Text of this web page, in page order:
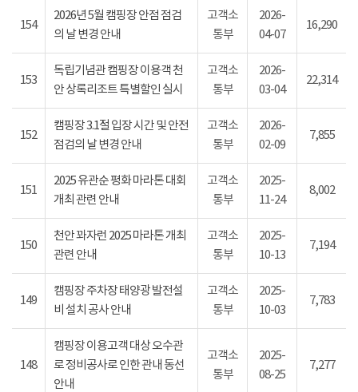
154
2026년 5월 캠핑장 안점 점검
의 날 변경 안내
고객소
통부
2026-
04-07
16,290
153
독립기념관 캠핑장 이용객 천
안 상록리조트 특별할인 실시
고객소
통부
2026-
03-04
22,314
152
캠핑장 3.1절 입장 시간 및 안전
점검의 날 변경 안내
고객소
통부
2026-
02-09
7,855
151
2025 유관순 평화 마라톤 대회
개최 관련 안내
고객소
통부
2025-
11-24
8,002
150
천안 꽈자런 2025 마라톤 개최
관련 안내
고객소
통부
2025-
10-13
7,194
149
캠핑장 주차장 태양광 발전설
비 설치 공사 안내
고객소
통부
2025-
10-03
7,783
148
캠핑장 이용고객 대상 오수관
로 정비공사로 인한 관내 동선
안내
고객소
통부
2025-
08-25
7,277